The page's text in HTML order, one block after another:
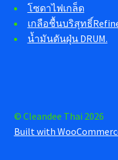
โซดาไฟเกล็ด
เกลือชื้นบริสุทธิ์
น้ำมันดันฝุ่น DRUM.
© Cleandee Thai 2026
Built with